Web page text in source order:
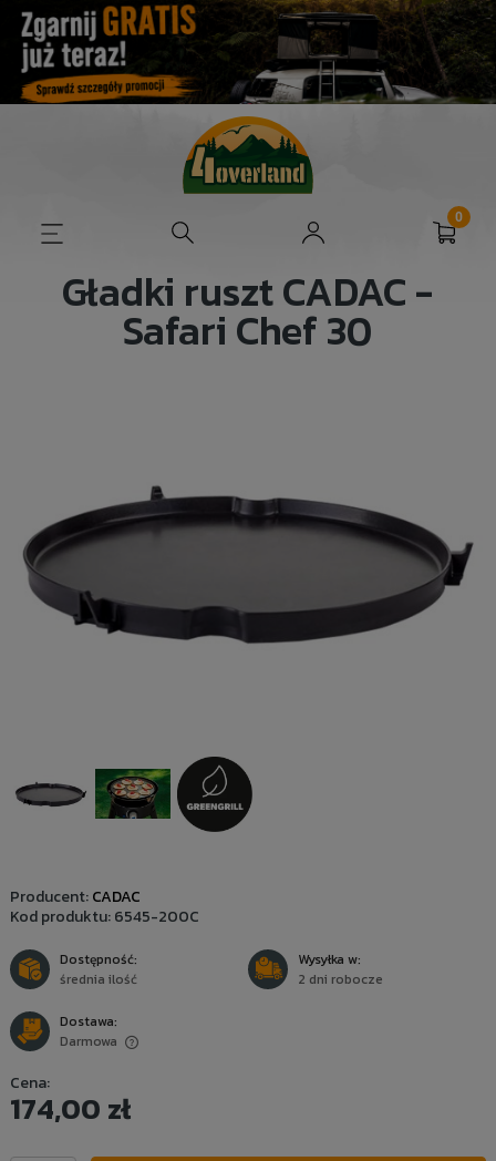
Gładki ruszt CADAC -
Safari Chef 30
Producent:CADAC
Kod produktu:6545-200C
Dostępność:
średnia ilość
Wysyłka w:
2 dni robocze
Dostawa:
Darmowa
Cena:
174,00 zł